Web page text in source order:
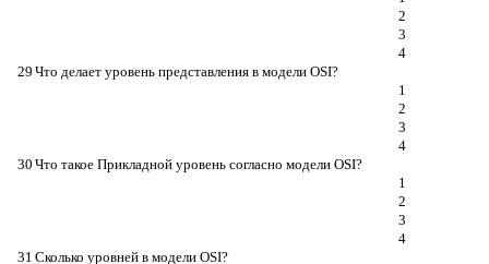
2
3
4
29 Что делает уровень представления в модели OSI?
1
2
3
4
30 Что такое Прикладной уровень согласно модели OSI?
1
2
3
4
31 Сколько уровней в модели OSI?